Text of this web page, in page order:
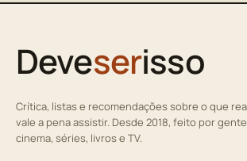
Deveserisso
Crítica, listas e recomendações sobre o que
vale a pena assistir. Desde 2018, feito por
cinema, séries, livros e TV.